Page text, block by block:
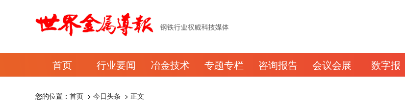
首页 行业要闻 冶金技术 专题专栏 咨询报告 会议会展 数字报
您的位置： 首页 > 今日头条 > 正文